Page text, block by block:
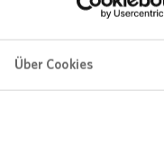
Über Cookies
von